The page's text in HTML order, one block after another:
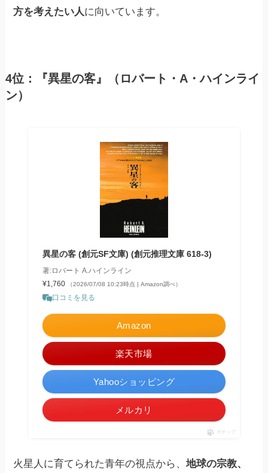
方を考えたい人に向いています。
4位：『異星の客』（ロバート・A・ハインライ
ン）
異星の客 (創元SF文庫) (創元推理文庫 618-3)
著:ロバート A.ハインライン
¥1,760
（2026/07/08 10:23時点 | Amazon調べ）
口コミを見る
Amazon
楽天市場
Yahooショッピング
メルカリ
ポチップ
火星人に育てられた青年の視点から、地球の宗教、